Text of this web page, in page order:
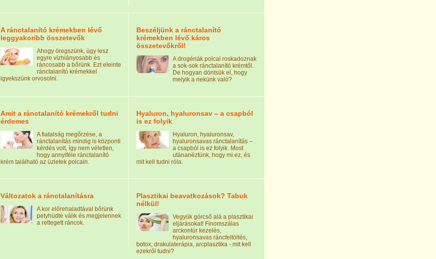
A ránctalanító krémekben lévő
leggyakoribb összetevők
Ahogy öregszünk, úgy lesz
egyre vízhiányosabb és
ráncosabb a bőrünk. Ezt eleinte
ránctalanító krémekkel
igyekszünk orvosolni.
Beszéljünk a ránctalanító
krémekben lévő káros
összetevőkről!
A drogériák polcai roskadoznak
a sok-sok ránctalanító krémtől.
De hogyan döntsük el, hogy
melyik a nekünk való?
Amit a ránctalanító krémekről tudni
érdemes
A fiatalság megőrzése, a
ránctalanítás mindig is központi
kérdés volt, így nem véletlen,
hogy annyiféle ránctalanító
krém található az üzletek polcain.
Hyaluron, hyaluronsav – a csapból
is ez folyik
Hyaluron, hyaluronsav,
hyaluronsavas ránctalanítás –
a csapból is ez folyik. Most
utánanéztünk, hogy mi ez, és
mit kell tudni róla.
Változatok a ránctalanításra
A kor előrehaladtával bőrünk
petyhüdté válik és megjelennek
a rettegett ráncok.
Plasztikai beavatkozások? Tabuk
nélkül!
Vegyük górcső alá a plasztikai
eljárásokat! Finomszálas
arckontúr kezelés,
hyaluronsavas ráncfeltöltés,
botox, drakulaterápia, arcplasztika - mit kell
ezekről tudni?